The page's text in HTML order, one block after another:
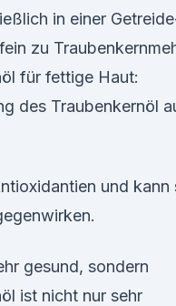
in einer
zu
für fettige Haut:
des Traubenkernöl
und kann
gesund, sondern
ist nicht nur sehr